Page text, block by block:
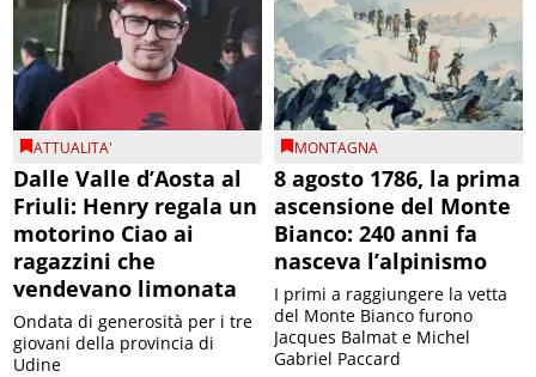
ATTUALITA'
Dalle Valle d’Aosta al
Friuli: Henry regala un
motorino Ciao ai
ragazzini che
vendevano limonata
Ondata di generosità per i tre
giovani della provincia di
Udine
MONTAGNA
8 agosto 1786, la prima
ascensione del Monte
Bianco: 240 anni fa
nasceva l’alpinismo
I primi a raggiungere la vetta
del Monte Bianco furono
Jacques Balmat e Michel
Gabriel Paccard